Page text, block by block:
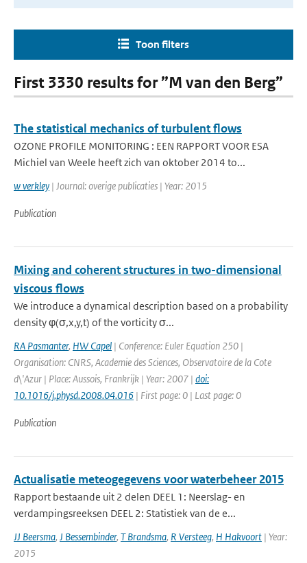
Toon filters
First 3330 results for ”M van den Berg”
The statistical mechanics of turbulent flows
OZONE PROFILE MONITORING : EEN RAPPORT VOOR ESA
Michiel van Weele heeft zich van oktober 2014 to...
w verkley | Journal: overige publicaties | Year: 2015
Publication
Mixing and coherent structures in two-dimensional
viscous flows
We introduce a dynamical description based on a probability
density φ(σ,x,y,t) of the vorticity σ...
RA Pasmanter, HW Capel | Conference: Euler Equation 250 |
Organisation: CNRS, Academie des Sciences, Observatoire de la Cote
d\'Azur | Place: Aussois, Frankrijk | Year: 2007 | doi:
10.1016/j.physd.2008.04.016 | First page: 0 | Last page: 0
Publication
Actualisatie meteogegevens voor waterbeheer 2015
Rapport bestaande uit 2 delen DEEL 1: Neerslag- en
verdampingsreeksen DEEL 2: Statistiek van de e...
JJ Beersma, J Bessembinder, T Brandsma, R Versteeg, H Hakvoort | Year:
2015